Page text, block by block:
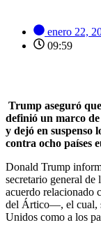
enero 22,
09:59
Trump aseguró
definió un marco
y dejó en suspenso
contra ocho países
Donald Trump
secretario general
acuerdo relacionado
del Ártico—, el cual,
Unidos como a los